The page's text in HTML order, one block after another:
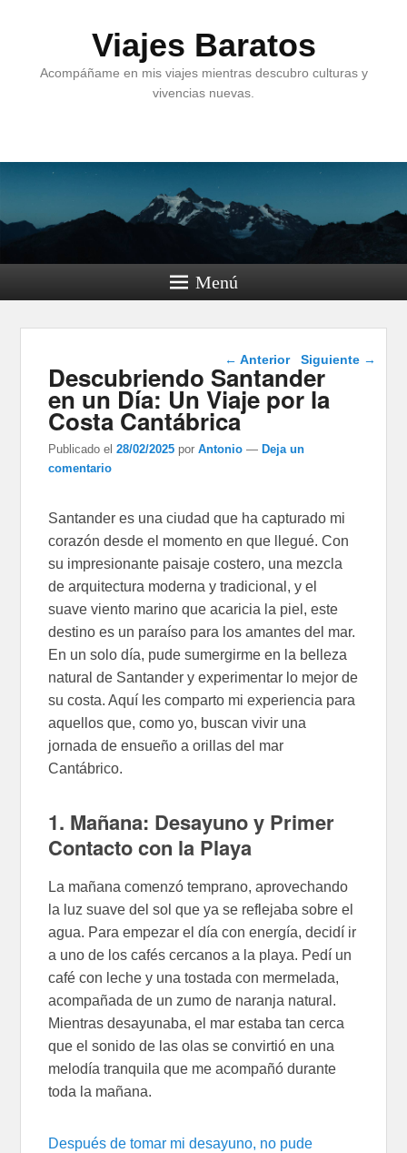
Viajes Baratos
Acompáñame en mis viajes mientras descubro culturas y
vivencias nuevas.
Menú
Navegación de
entradas
← Anterior Siguiente →
Descubriendo Santander
en un Día: Un Viaje por la
Costa Cantábrica
Publicado el 28/02/2025 porAntonio —Deja un
comentario
Santander es una ciudad que ha capturado mi
corazón desde el momento en que llegué. Con
su impresionante paisaje costero, una mezcla
de arquitectura moderna y tradicional, y el
suave viento marino que acaricia la piel, este
destino es un paraíso para los amantes del mar.
En un solo día, pude sumergirme en la belleza
natural de Santander y experimentar lo mejor de
su costa. Aquí les comparto mi experiencia para
aquellos que, como yo, buscan vivir una
jornada de ensueño a orillas del mar
Cantábrico.
1. Mañana: Desayuno y Primer
Contacto con la Playa
La mañana comenzó temprano, aprovechando
la luz suave del sol que ya se reflejaba sobre el
agua. Para empezar el día con energía, decidí ir
a uno de los cafés cercanos a la playa. Pedí un
café con leche y una tostada con mermelada,
acompañada de un zumo de naranja natural.
Mientras desayunaba, el mar estaba tan cerca
que el sonido de las olas se convirtió en una
melodía tranquila que me acompañó durante
toda la mañana.
Después de tomar mi desayuno, no pude